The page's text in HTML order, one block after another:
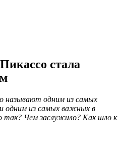
стала
называют одним из самых
одним из самых важных в
так? Чем заслужило? Как шло к